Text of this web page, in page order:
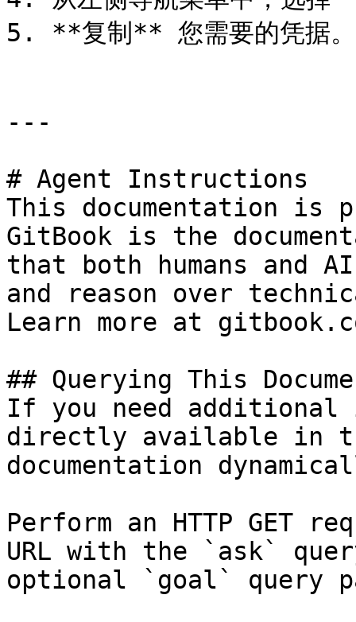
5. **复制** 您需要的凭据。
---
# Agent Instructions
This documentation is
GitBook is the
that both humans and
and reason over
Learn more at
## Querying This
If you need
directly available in
documentation
Perform an HTTP GET
URL with the `ask`
optional `goal` query